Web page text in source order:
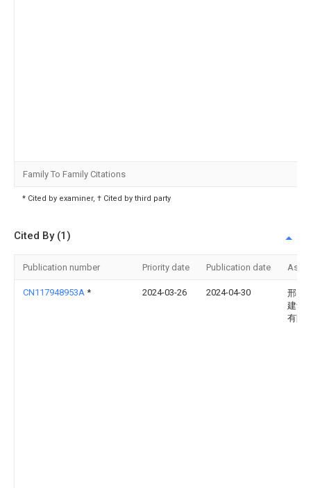
Family To Family Citations
* Cited by examiner, † Cited by third party
Cited By (1)
Publication number Priority date Publication date
CN117948953A * 2024-03-26 2024-04-30
邢台
建设
有限